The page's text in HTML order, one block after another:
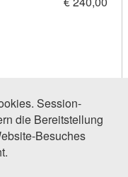
Session-
die Bereitstellung
Besuches